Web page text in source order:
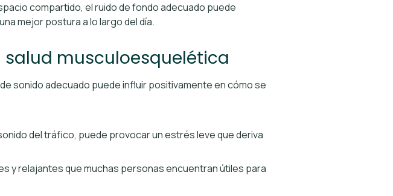
compartido, el ruido de fondo adecuado puede
mejor postura a lo largo del día.
musculoesquelética
sonido adecuado puede influir positivamente en cómo se
del tráfico, puede provocar un estrés leve que deriva
y relajantes que muchas personas encuentran útiles para